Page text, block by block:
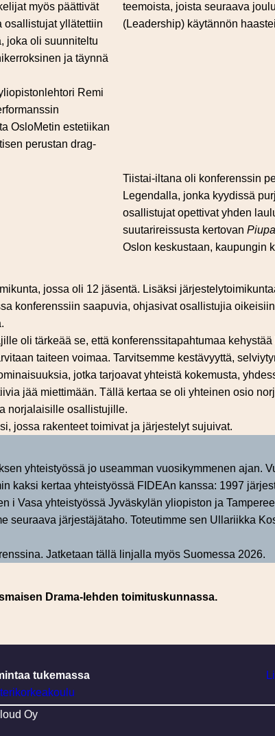
myös päättivät
osallistujat yllätettiin
joka oli suunniteltu
ja täynnä
Remi
OsloMetin estetiikan
perustan drag-
teemoista, joista seuraava
(Leadership) käytännön
Tiistai-iltana oli konferenssin
Legendalla, jonka kyydissä
osallistujat opettivat yhden
suutarireissusta kertovan
Oslon keskustaan, kaupungin
jossa oli 12 jäsentä. Lisäksi
konferenssiin saapuvia, ohjasivat osallistujia
oli tärkeää se, että konferenssitapahtumaa
taiteen voimaa. Tarvitsemme kestävyyttä,
jotka tarjoavat yhteistä kokemusta,
jää miettimään. Tällä kertaa se oli yhteinen osio
norjalaisille osallistujille.
jossa rakenteet toimivat ja järjestelyt sujuivat.
yhteistyössä jo useamman vuosikymmenen ajan.
kaksi kertaa yhteistyössä FIDEAn kanssa: 1997
i Vasa yhteistyössä Jyväskylän yliopiston ja
seuraava järjestäjätaho. Toteutimme sen Ullariikka
Jatketaan tällä linjalla myös Suomessa 2026.
Drama-lehden toimituskunnassa.
tukemassa
Oy